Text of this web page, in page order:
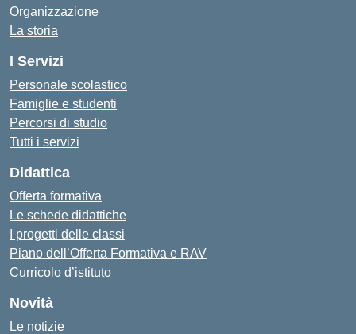
Organizzazione
La storia
I Servizi
Personale scolastico
Famiglie e studenti
Percorsi di studio
Tutti i servizi
Didattica
Offerta formativa
Le schede didattiche
I progetti delle classi
Piano dell’Offerta Formativa e RAV
Curricolo d’istituto
Novità
Le notizie